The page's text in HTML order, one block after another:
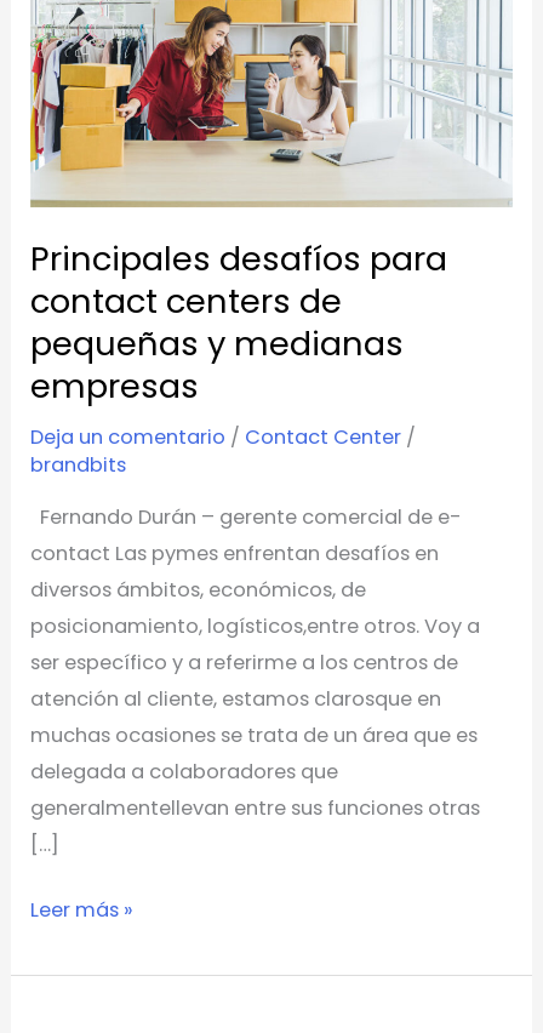
Principales desafíos para
contact centers de
pequeñas y medianas
empresas
Deja un comentario / Contact Center /
brandbits
Fernando Durán – gerente comercial de e-
contact Las pymes enfrentan desafíos en
diversos ámbitos, económicos, de
posicionamiento, logísticos,entre otros. Voy a
ser específico y a referirme a los centros de
atención al cliente, estamos clarosque en
muchas ocasiones se trata de un área que es
delegada a colaboradores que
generalmentellevan entre sus funciones otras
[…]
contact
centers
de
pequeñas
y
medianas
Leer más »